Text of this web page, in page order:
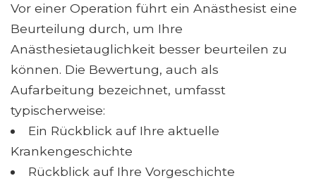
Vor einer Operation führt ein Anästhesist eine
Beurteilung durch, um Ihre
Anästhesietauglichkeit besser beurteilen zu
können. Die Bewertung, auch als
Aufarbeitung bezeichnet, umfasst
typischerweise:
Ein Rückblick auf Ihre aktuelle
Krankengeschichte
Rückblick auf Ihre Vorgeschichte